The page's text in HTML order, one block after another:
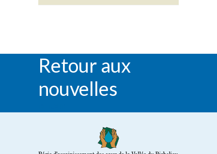
Retour aux
nouvelles